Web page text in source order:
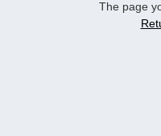
The page